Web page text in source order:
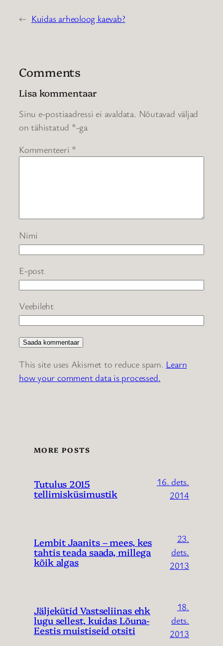
← Kuidas arheoloog kaevab?
Comments
Lisa kommentaar
Sinu e-postiaadressi ei avaldata. Nõutavad väljad
on tähistatud *-ga
Kommenteeri *
Nimi
E-post
Veebileht
This site uses Akismet to reduce spam. Learn
how your comment data is processed.
MORE POSTS
Tutulus 2015
tellimisküsimustik
16. dets.
2014
Lembit Jaanits – mees, kes
tahtis teada saada, millega
kõik algas
23.
dets.
2013
Jäljekütid Vastseliinas ehk
lugu sellest, kuidas Lõuna-
Eestis muistiseid otsiti
18.
dets.
2013